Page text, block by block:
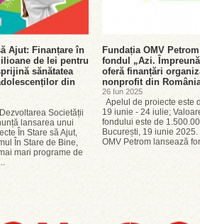
Ajut: Finanțare în
de lei pentru
sănătatea
din
Societății
lansarea unui
În Stare să Ajut,
În Stare de Bine,
mari programe de
Fundația OMV
fondul „Azi.
oferă finanțări
nonprofit din
26 Iun 2025
Apelul de proiecte este
19 iunie - 24 iulie;
fondului este de
București, 19 iunie
OMV Petrom lansează